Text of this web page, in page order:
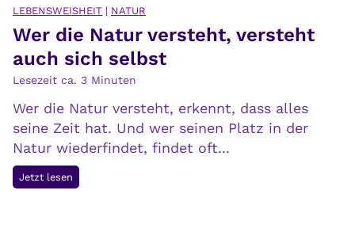
LEBENSWEISHEIT | NATUR
Wer die Natur versteht, versteht
auch sich selbst
Lesezeit ca. 3 Minuten
Wer die Natur versteht, erkennt, dass alles
seine Zeit hat. Und wer seinen Platz in der
Natur wiederfindet, findet oft...
Jetzt lesen